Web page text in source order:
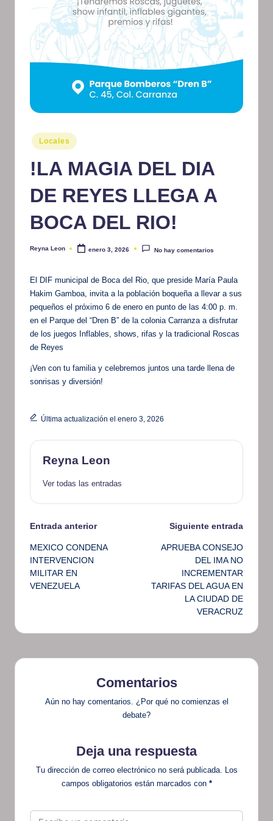
m
at
iv
Publicado
en
Locales
!LA MAGIA DEL DIA
DE REYES LLEGA A
BOCA DEL RIO!
Publicado
Reyna Leon enero 3, 2026 No hay comentarios
El DIF municipal de Boca del Rio, que preside María Paula
Hakim Gamboa, invita a la población boqueña a llevar a sus
pequeños el próximo 6 de enero en punto de las 4:00 p. m.
en el Parque del “Dren B” de la colonia Carranza a disfrutar
de los juegos Inflables, shows, rifas y la tradicional Roscas
de Reyes
¡Ven con tu familia y celebremos juntos una tarde llena de
sonrisas y diversión!
Última actualización el enero 3, 2026
Reyna Leon
Ver todas las entradas
Navegación
de
entradas
Entrada anterior
MEXICO CONDENA
INTERVENCION
MILITAR EN
VENEZUELA
Siguiente entrada
APRUEBA CONSEJO
DEL IMA NO
INCREMENTAR
TARIFAS DEL AGUA EN
LA CIUDAD DE
VERACRUZ
Comentarios
Aún no hay comentarios. ¿Por qué no comienzas el
debate?
Deja una respuesta
Tu dirección de correo electrónico no será publicada.
Los
campos obligatorios están marcados con *